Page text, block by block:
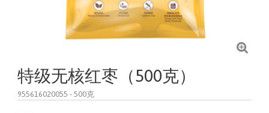
特级无核红枣（500克）
955616020055 - 500克